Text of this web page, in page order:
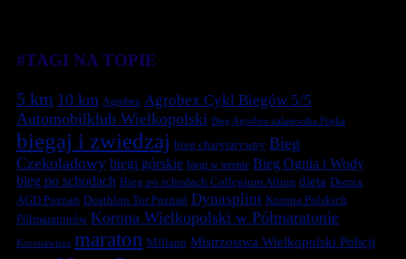
#TAGI NA TOPIE
5 km 10 km Agrobex Agrobex Cykl Biegów 5/5
Automobilklub Wielkopolski Bieg Agrobex zalasewska Piątka
biegaj i zwiedzaj bieg charytatywny Bieg
Czekoladowy biegi górskie biegi w terenie Bieg Ognia i Wody
bieg po schodach Bieg po schodach Collegium Altum dieta Domix
AGD Poznań Duathlon Tor Poznań Dynasplint Korona Polskich
Półmaratonów Korona Wielkopolski w Półmaratonie
Koronawirus maraton Millano Mistrzostwa Wielkopolski Policji